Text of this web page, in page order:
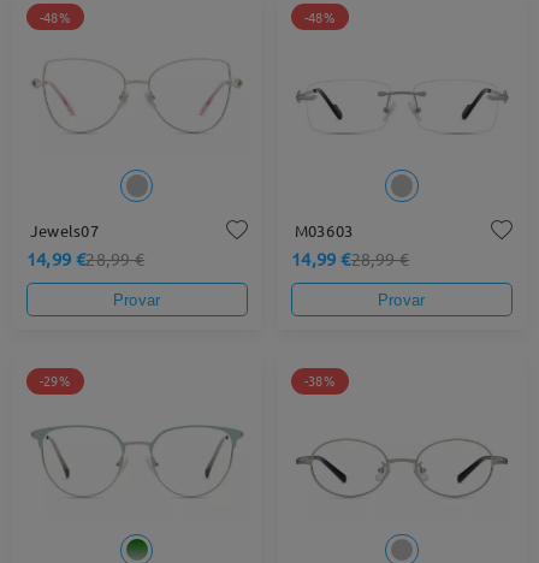
-48%
Jewels07
14,99 €28,99 €
Provar
-48%
M03603
14,99 €28,99 €
Provar
-29% -38%